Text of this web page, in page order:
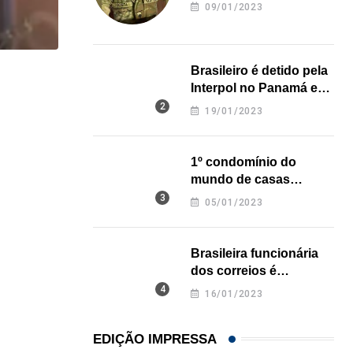
,
Em medida inédita, EUA revogam visto de
05/08/2026
09/01/2023
Brasileiro é detido pela
Interpol no Panamá e
pode pegar prisão
19/01/2023
1º condomínio do
mundo de casas
impressas em 3D é
05/01/2023
Brasileira funcionária
dos correios é
assassinada a facadas
16/01/2023
EDIÇÃO IMPRESSA